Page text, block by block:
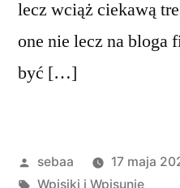
lecz wciąż ciekawą
one nie lecz na bloga
być […]
Posted
by
sebaa 17 maja
Tagi:
Wpisiki i Wpisunie